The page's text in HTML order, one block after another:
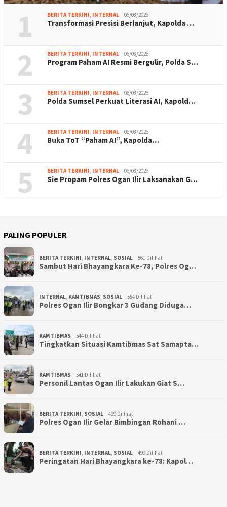
1 BERITA TERKINI, INTERNAL 06/08/2026
Transformasi Presisi Berlanjut, Kapolda …
2 BERITA TERKINI, INTERNAL 06/08/2026
Program Paham AI Resmi Bergulir, Polda S…
3 BERITA TERKINI, INTERNAL 06/08/2026
Polda Sumsel Perkuat Literasi AI, Kapold…
4 BERITA TERKINI, INTERNAL 06/08/2026
Buka ToT “Paham AI”, Kapolda…
5 BERITA TERKINI, INTERNAL 06/08/2026
Sie Propam Polres Ogan Ilir Laksanakan G…
PALING POPULER
BERITA TERKINI, INTERNAL, SOSIAL 561 Dilihat
Sambut Hari Bhayangkara Ke-78, Polres Og…
INTERNAL, KAMTIBMAS, SOSIAL 554 Dilihat
Polres Ogan Ilir Bongkar 3 Gudang Diduga…
KAMTIBMAS 544 Dilihat
Tingkatkan Situasi Kamtibmas Sat Samapta…
KAMTIBMAS 541 Dilihat
Personil Lantas Ogan Ilir Lakukan Giat S…
BERITA TERKINI, SOSIAL 499 Dilihat
Polres Ogan Ilir Gelar Bimbingan Rohani …
BERITA TERKINI, INTERNAL, SOSIAL 499 Dilihat
Peringatan Hari Bhayangkara ke-78: Kapol…